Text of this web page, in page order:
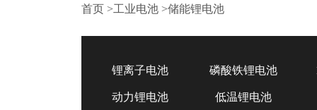
首页 >工业电池 >储能锂电池
锂离子电池 磷酸铁锂电池
动力锂电池 低温锂电池